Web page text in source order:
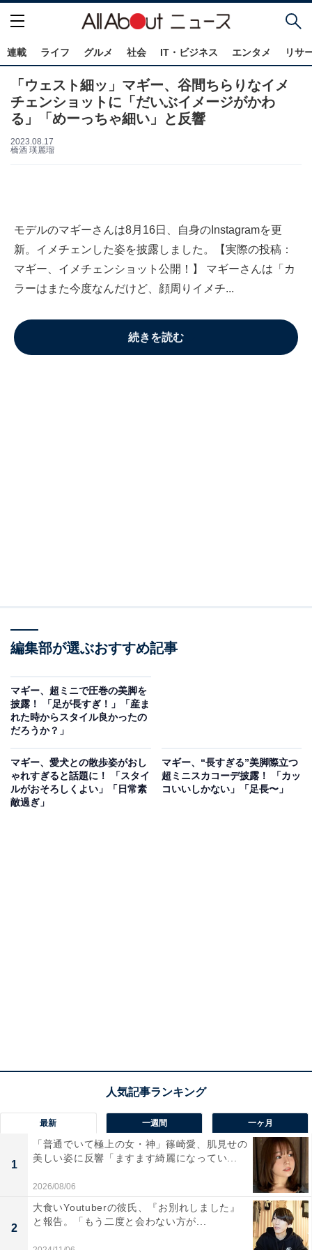
連載 ライフ グルメ 社会 IT・ビジネス エンタメ リサ
「ウェスト細ッ」マギー、谷間ちらりなイメ
チェンショットに「だいぶイメージがかわ
る」「めーっちゃ細い」と反響
2023.08.17
橋酒 瑛麗瑠
モデルのマギーさんは8月16日、自身のInstagramを更
新。イメチェンした姿を披露しました。【実際の投稿：
マギー、イメチェンショット公開！】 マギーさんは「カ
ラーはまた今度なんだけど、顔周りイメチ...
続きを読む
編集部が選ぶおすすめ記事
マギー、超ミニで圧巻の美脚を
披露！ 「足が長すぎ！」「産ま
れた時からスタイル良かったの
だろうか？」
マギー、愛犬との散歩姿がおし
ゃれすぎると話題に！ 「スタイ
ルがおそろしくよい」「日常素
敵過ぎ」
マギー、“長すぎる”美脚際立つ
超ミニスカコーデ披露！ 「カッ
コいいしかない」「足長〜」
最新 一週間 一ヶ月
1
「普通でいて極上の女・神」篠崎愛、肌見せの
美しい姿に反響「ますます綺麗になってい...
2026/08/06
2
大食いYoutuberの彼氏、『お別れしました』
と報告。「もう二度と会わない方が...